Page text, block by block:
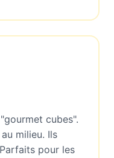
cubes".
milieu. Ils
pour les